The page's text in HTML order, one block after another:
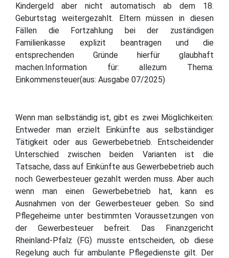
Kindergeld aber nicht automatisch ab dem 18.
Geburtstag weitergezahlt. Eltern müssen in diesen
Fällen die Fortzahlung bei der zuständigen
Familienkasse explizit beantragen und die
entsprechenden Gründe hierfür glaubhaft
machen.Information für: allezum Thema:
Einkommensteuer(aus: Ausgabe 07/2025)
Wenn man selbständig ist, gibt es zwei Möglichkeiten:
Entweder man erzielt Einkünfte aus selbständiger
Tätigkeit oder aus Gewerbebetrieb. Entscheidender
Unterschied zwischen beiden Varianten ist die
Tatsache, dass auf Einkünfte aus Gewerbebetrieb auch
noch Gewerbesteuer gezahlt werden muss. Aber auch
wenn man einen Gewerbebetrieb hat, kann es
Ausnahmen von der Gewerbesteuer geben. So sind
Pflegeheime unter bestimmten Voraussetzungen von
der Gewerbesteuer befreit. Das Finanzgericht
Rheinland-Pfalz (FG) musste entscheiden, ob diese
Regelung auch für ambulante Pflegedienste gilt. Der